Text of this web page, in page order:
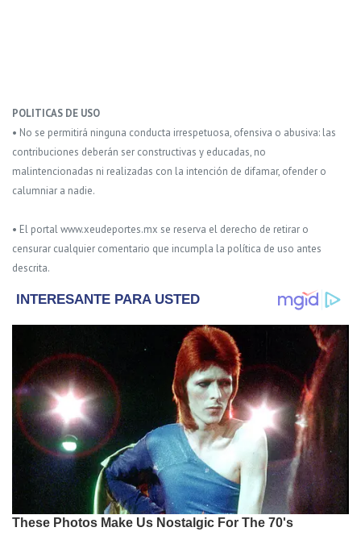
POLITICAS DE USO
• No se permitirá ninguna conducta irrespetuosa, ofensiva o abusiva: las
contribuciones deberán ser constructivas y educadas, no
malintencionadas ni realizadas con la intención de difamar, ofender o
calumniar a nadie.
• El portal www.xeudeportes.mx se reserva el derecho de retirar o
censurar cualquier comentario que incumpla la política de uso antes
descrita.